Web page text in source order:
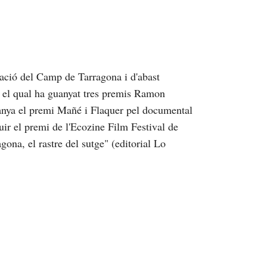
del Camp de Tarragona i d'abast
qual ha guanyat tres premis Ramon
el premi Mañé i Flaquer pel documental
el premi de l'Ecozine Film Festival de
el rastre del sutge" (editorial Lo